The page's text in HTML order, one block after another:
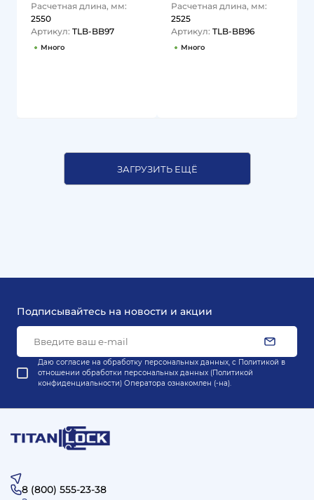
Расчетная длина, мм:
2550
Артикул: TLB-BB97
Много
Расчетная длина, мм:
2525
Артикул: TLB-BB96
Много
ЗАГРУЗИТЬ ЕЩЁ
Подписывайтесь на новости и акции
Даю согласие на обработку персональных данных, с Политикой в
отношении обработки персональных данных (Политикой
конфиденциальности) Оператора ознакомлен (-на).
8 (800) 555-23-38